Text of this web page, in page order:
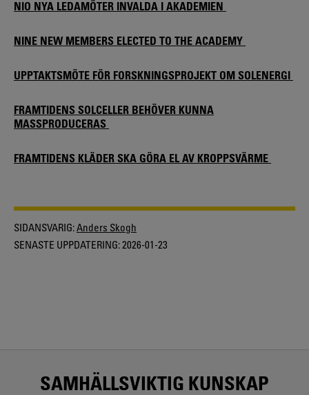
NIO NYA LEDAMÖTER INVALDA I AKADEMIEN
NINE NEW MEMBERS ELECTED TO THE ACADEMY
UPPTAKTSMÖTE FÖR FORSKNINGSPROJEKT OM SOLENERGI
FRAMTIDENS SOLCELLER BEHÖVER KUNNA
MASSPRODUCERAS
FRAMTIDENS KLÄDER SKA GÖRA EL AV KROPPSVÄRME
SIDANSVARIG:Anders Skogh
SENASTE UPPDATERING:2026-01-23
SAMHÄLLSVIKTIG KUNSKAP